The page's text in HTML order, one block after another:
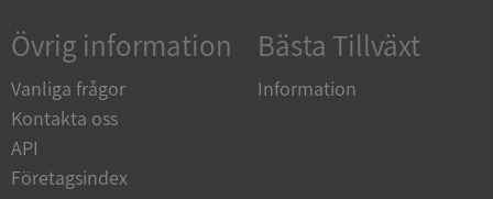
Övrig information
Vanliga frågor
Kontakta oss
API
Företagsindex
Bästa Tillväxt
Information
VISITOR_PRIVACY_METADATA
Privacy Policy